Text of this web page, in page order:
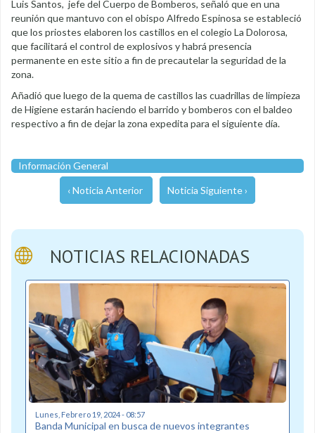
Luis Santos, jefe del Cuerpo de Bomberos, señaló que en una
reunión que mantuvo con el obispo Alfredo Espinosa se estableció
que los priostes elaboren los castillos en el colegio La Dolorosa,
que facilitará el control de explosivos y habrá presencia
permanente en este sitio a fin de precautelar la seguridad de la
zona.
Añadió que luego de la quema de castillos las cuadrillas de limpieza
de Higiene estarán haciendo el barrido y bomberos con el baldeo
respectivo a fin de dejar la zona expedita para el siguiente día.
Información General
‹ Noticia Anterior Noticia Siguiente ›
NOTICIAS RELACIONADAS
Lunes, Febrero 19, 2024 - 08:57
Banda Municipal en busca de nuevos integrantes